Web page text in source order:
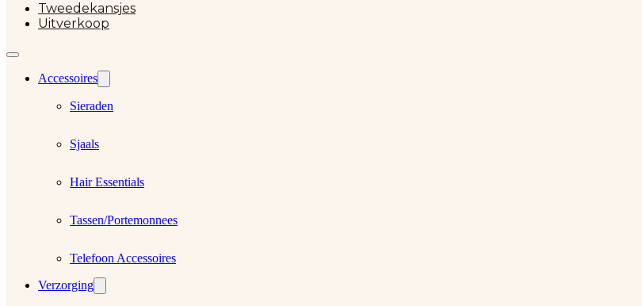
Tweedekansjes
Uitverkoop
Accessoires
Sieraden
Sjaals
Hair Essentials
Tassen/Portemonnees
Telefoon Accessoires
Verzorging